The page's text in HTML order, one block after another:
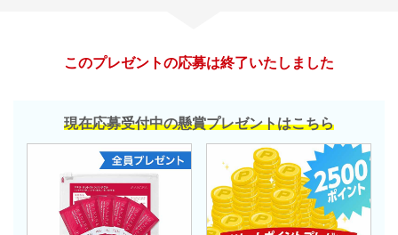
このプレゼントの応募は終了いたしました
現在応募受付中の懸賞プレゼントはこちら